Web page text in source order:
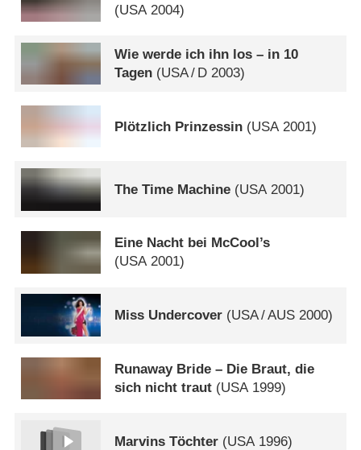
(USA 2004)
Wie werde ich ihn los – in 10
Tagen (USA/ D 2003)
Plötzlich Prinzessin (USA 2001)
The Time Machine (USA 2001)
Eine Nacht bei McCool’s
(USA2001)
Miss Undercover (USA/AUS 2000)
Runaway Bride – Die Braut, die
sich nicht traut (USA1999)
Marvins Töchter (USA 1996)